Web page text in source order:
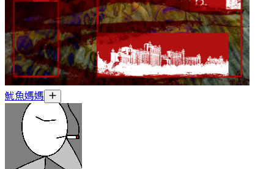
魷魚媽媽